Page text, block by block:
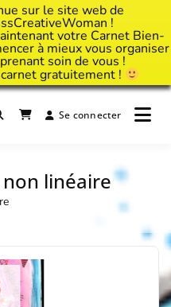
sur le site web de
!
votre Carnet Bien-
à mieux vous organiser
soin de vous !
gratuitement !
votre vie !Se connecter
linéaire